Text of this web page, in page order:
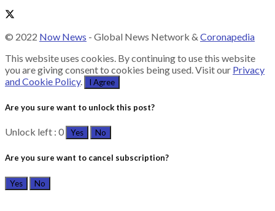
© 2022 Now News - Global News Network & Coronapedia
This website uses cookies. By continuing to use this website
you are giving consent to cookies being used. Visit our Privacy
and Cookie Policy. I Agree
Are you sure want to unlock this post?
Unlock left : 0 Yes No
Are you sure want to cancel subscription?
Yes No